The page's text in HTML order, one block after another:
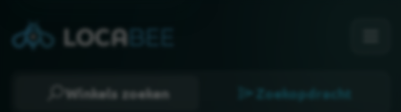
Winkels zoeken Zoekopdracht